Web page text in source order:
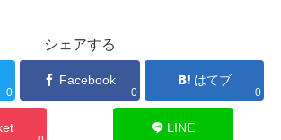
シェアする
0
Facebook
0
はてブ
0
LINE